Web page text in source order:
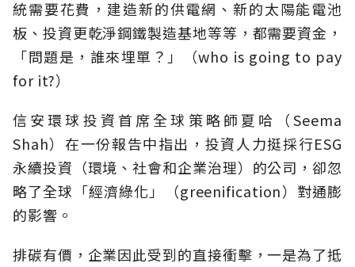
統需要花費，建造新的供電網、新的太陽能電池
板、投資更乾淨鋼鐵製造基地等等，都需要資金，
「問題是，誰來埋單？」（who is going to pay
for it?）
信安環球投資首席全球策略師夏哈（Seema
Shah）在一份報告中指出，投資人力挺採行ESG
永續投資（環境、社會和企業治理）的公司，卻忽
略了全球「經濟綠化」（greenification）對通膨
的影響。
排碳有價，企業因此受到的直接衝擊，一是為了抵